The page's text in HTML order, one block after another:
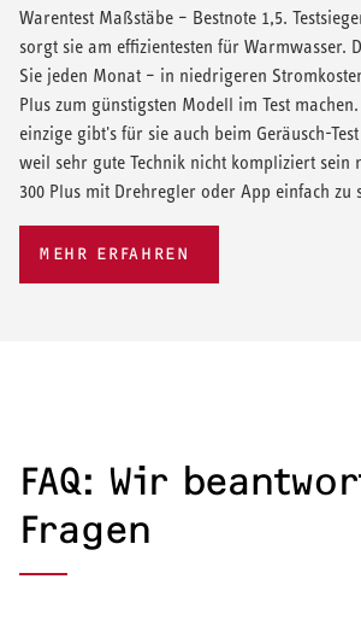
Warentest Maßstäbe – Bestnote 1,5.
sorgt sie am effizientesten für Warmwasser.
Sie jeden Monat – in niedrigeren
Plus zum günstigsten Modell im Test
einzige gibt's für sie auch beim Geräusch-
weil sehr gute Technik nicht kompliziert sein
300 Plus mit Drehregler oder App einfach zu
MEHR ERFAHREN
FAQ: Wir
Fragen